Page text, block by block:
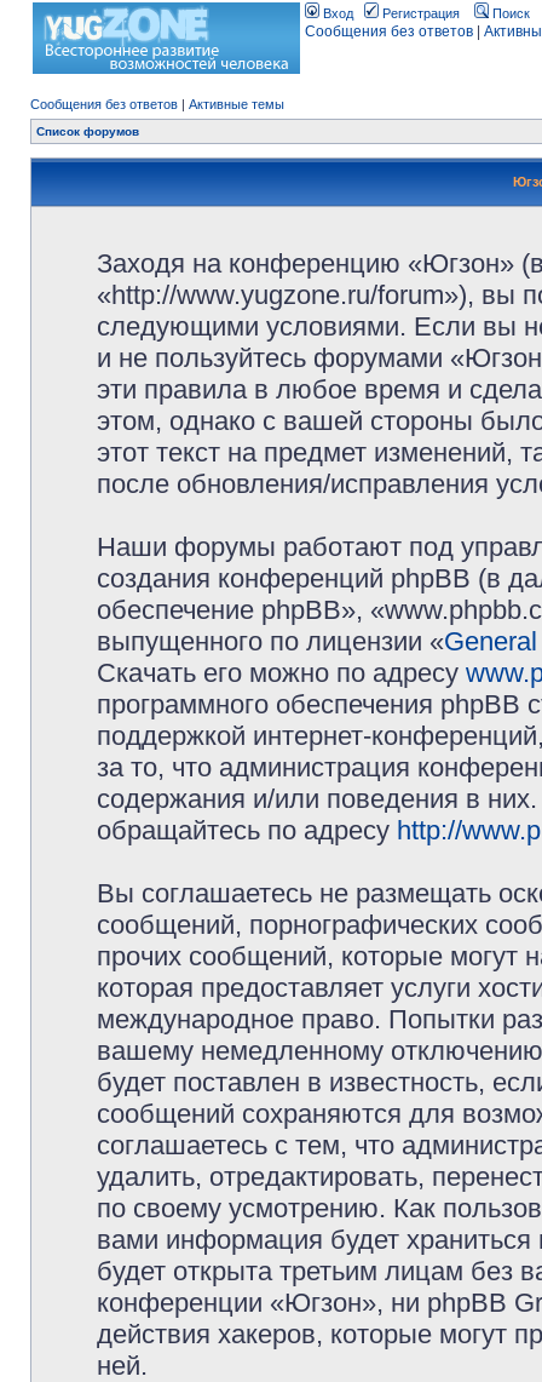
Вход Регистрация Поиск
Сообщения без ответов
Сообщения без ответов | Активные темы
Список форумов
Заходя на конференцию «Югзон»
«http://www.yugzone.ru/forum»), вы
следующими условиями. Если вы
и не пользуйтесь форумами
эти правила в любое время и
этом, однако с вашей стороны
этот текст на предмет изменений,
после обновления/исправления
Наши форумы работают под
создания конференций phpBB (в
обеспечение phpBB»,
выпущенного по лицензии «
Скачать его можно по адресу
программного обеспечения phpBB
поддержкой интернет-
за то, что администрация
содержания и/или поведения в
обращайтесь по адресу http://
Вы соглашаетесь не размещать
сообщений, порнографических
прочих сообщений, которые могут
которая предоставляет услуги
международное право. Попытки
вашему немедленному
будет поставлен в известность,
сообщений сохраняются для
соглашаетесь с тем, что
удалить, отредактировать,
по своему усмотрению. Как
вами информация будет
будет открыта третьим лицам без
конференции «Югзон», ни phpBB
действия хакеров, которые могут
ней.